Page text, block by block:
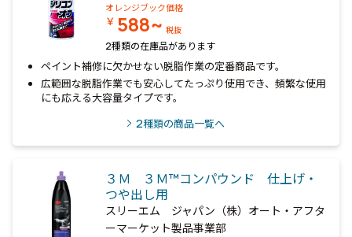
オレンジブック価格
￥ 588~ 税抜
2種類の在庫品があります
ペイント補修に欠かせない脱脂作業の定番商品です。
広範囲な脱脂作業でも安心してたっぷり使用でき、頻繁な使用
にも応える大容量タイプです。
2種類の商品一覧へ
３Ｍ ３Ｍ™コンパウンド 仕上げ・
つや出し用
スリーエム ジャパン（株）オート・アフタ
ーマーケット製品事業部